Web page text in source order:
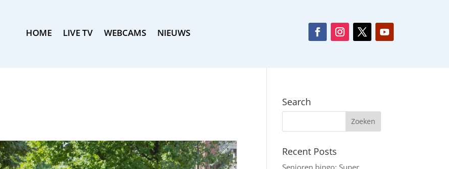
HOME LIVE TV WEBCAMS NIEUWS
Search
Recent Posts
Senioren bingo: Super